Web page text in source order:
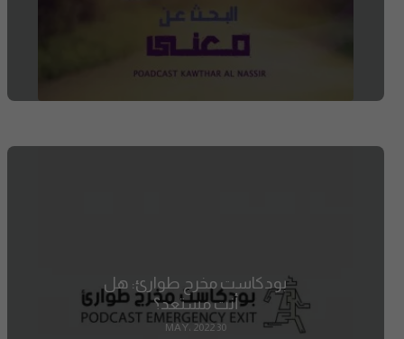
بودكاست مخرج طوارئ: هل
أنت مستعد؟
30 MAY، 2022